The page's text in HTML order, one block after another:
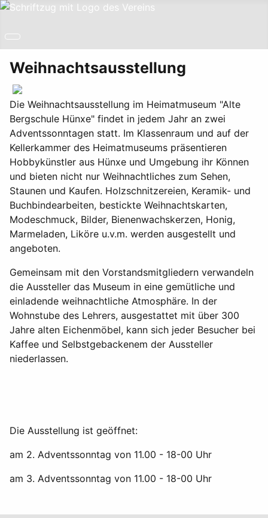
Weihnachtsausstellung
Die Weihnachtsausstellung im Heimatmuseum "Alte
Bergschule Hünxe" findet in jedem Jahr an zwei
Adventssonntagen statt. Im Klassenraum und auf der
Kellerkammer des Heimatmuseums präsentieren
Hobbykünstler aus Hünxe und Umgebung ihr Können
und bieten nicht nur Weihnachtliches zum Sehen,
Staunen und Kaufen. Holzschnitzereien, Keramik- und
Buchbindearbeiten, bestickte Weihnachtskarten,
Modeschmuck, Bilder, Bienenwachskerzen, Honig,
Marmeladen, Liköre u.v.m. werden ausgestellt und
angeboten.
Gemeinsam mit den Vorstandsmitgliedern verwandeln
die Aussteller das Museum in eine gemütliche und
einladende weihnachtliche Atmosphäre. In der
Wohnstube des Lehrers, ausgestattet mit über 300
Jahre alten Eichenmöbel, kann sich jeder Besucher bei
Kaffee und Selbstgebackenem der Aussteller
niederlassen.
Die Ausstellung ist geöffnet:
am 2. Adventssonntag von 11.00 - 18-00 Uhr
am 3. Adventssonntag von 11.00 - 18-00 Uhr